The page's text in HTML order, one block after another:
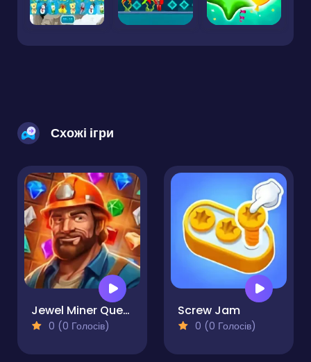
Схожі ігри
Jewel Miner Quest
0 (0 Голосів)
Screw Jam
0 (0 Голосів)